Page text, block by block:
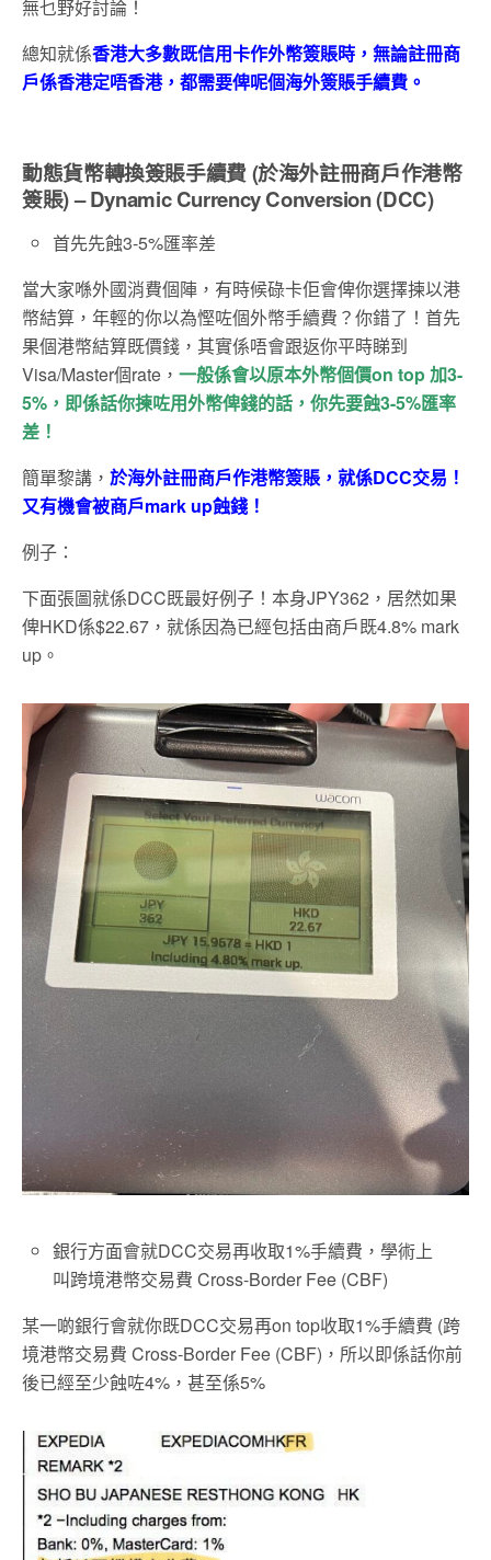
無乜野好討論！
總知就係香港大多數既信用卡作外幣簽賬時，無論註冊商
戶係香港定唔香港，都需要俾呢個海外簽賬手續費。
動態貨幣轉換簽賬手續費 (於海外註冊商戶作港幣
簽賬) – Dynamic Currency Conversion (DCC)
首先先蝕3-5%匯率差
當大家喺外國消費個陣，有時候碌卡佢會俾你選擇揀以港
幣結算，年輕的你以為慳咗個外幣手續費？你錯了！首先
果個港幣結算既價錢，其實係唔會跟返你平時睇到
Visa/Master個rate， 一般係會以原本外幣個價on top 加3-
5%，即係話你揀咗用外幣俾錢的話，你先要蝕3-5%匯率
差！
簡單黎講， 於海外註冊商戶作港幣簽賬，就係DCC交易！
又有機會被商戶mark up蝕錢！
例子：
下面張圖就係DCC既最好例子！本身JPY362，居然如果
俾HKD係$22.67，就係因為已經包括由商戶既4.8% mark
up。
銀行方面會就DCC交易再收取1%手續費，學術上
叫跨境港幣交易費 Cross-Border Fee (CBF)
某一啲銀行會就你既DCC交易再on top收取1%手續費 (跨
境港幣交易費 Cross-Border Fee (CBF)，所以即係話你前
後已經至少蝕咗4%，甚至係5%